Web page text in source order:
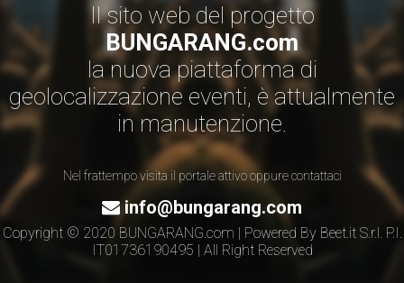
Il sito web del progetto
BUNGARANG.com
la nuova piattaforma di
geolocalizzazione eventi, è attualmente
in manutenzione.
Nel frattempo visita il portale attivo oppure contattaci
info@bungarang.com
Copyright © 2020 BUNGARANG.com | Powered By Beet.it S.r.l. P.I.
IT01736190495 | All Right Reserved